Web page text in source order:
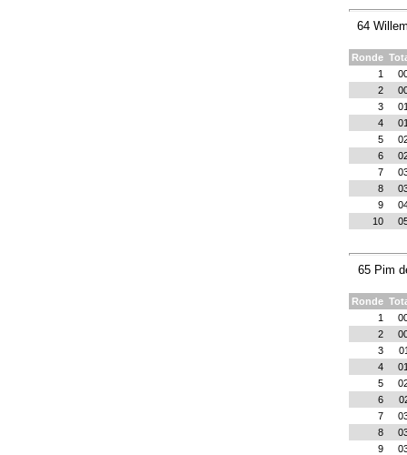
64
Ronde
1
2
3
4
5
6
7
8
9
10
65 Pim
Ronde
1
2
3
4
5
6
7
8
9